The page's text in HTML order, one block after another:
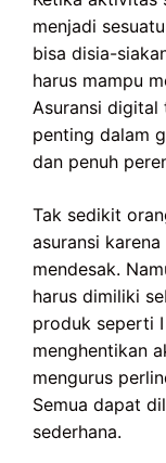
menjadi
bisa disia-
harus mampu
Asuransi digital
penting dalam
dan penuh
Tak sedikit
asuransi
mendesak.
harus dimiliki
produk seperti
menghentikan
mengurus
Semua dapat
sederhana.